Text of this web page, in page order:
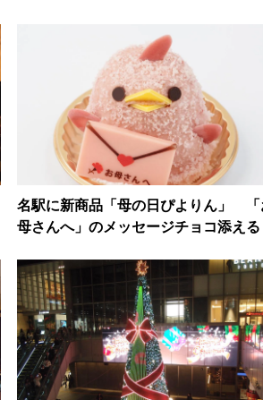
名駅に新商品「母の日ぴよりん」 「
母さんへ」のメッセージチョコ添える